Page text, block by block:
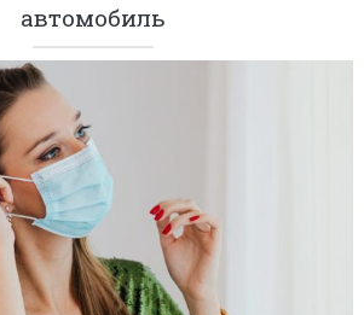
автомобиль